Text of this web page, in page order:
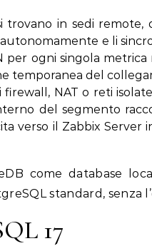
trovano in sedi
e li
ogni singola
temporanea del
firewall, NAT o reti
del segmento
verso il Zabbix
come database
standard, senza
17